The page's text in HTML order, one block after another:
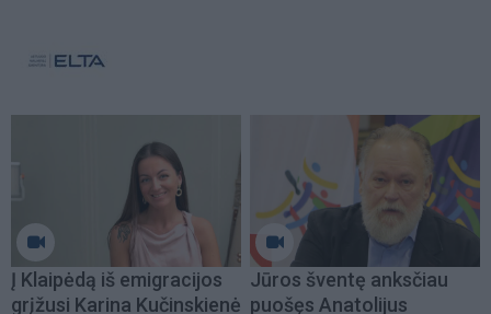
Į Klaipėdą iš emigracijos
grįžusi Karina Kučinskienė
Jūros šventę anksčiau
puošęs Anatolijus